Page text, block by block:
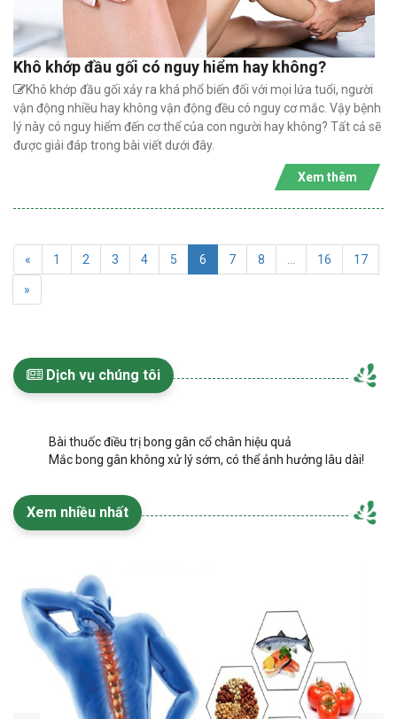
Khô khớp đầu gối có nguy hiểm hay không?
Khô khớp đầu gối xảy ra khá phổ biến đối với mọi lứa tuổi, người
vận động nhiều hay không vận động đều có nguy cơ mắc. Vậy bệnh
lý này có nguy hiểm đến cơ thể của con người hay không? Tất cả sẽ
được giải đáp trong bài viết dưới đây.
Xem thêm
« 1 2 3 4 5 6 7 8 16 17
»
Dịch vụ chúng tôi
Bài thuốc điều trị bong gân cổ chân hiệu quả
Mắc bong gân không xử lý sớm, có thể ảnh hưởng lâu dài!
Xem nhiều nhất